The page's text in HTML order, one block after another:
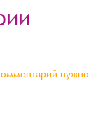
нужно